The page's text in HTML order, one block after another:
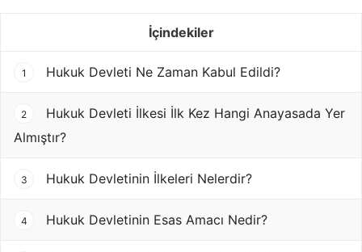
İçindekiler
1 Hukuk Devleti Ne Zaman Kabul Edildi?
2
Hukuk Devleti İlkesi İlk Kez Hangi Anayasada Yer
Almıştır?
3 Hukuk Devletinin İlkeleri Nelerdir?
4 Hukuk Devletinin Esas Amacı Nedir?